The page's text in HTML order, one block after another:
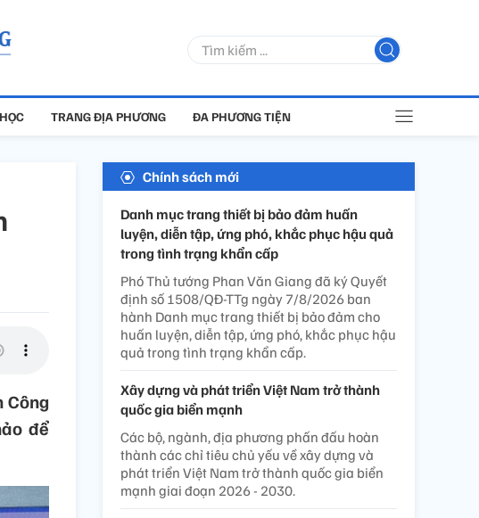
TRANG ĐỊA PHƯƠNG ĐA PHƯƠNG TIỆN
Công
để
Chính sách mới
Danh mục trang thiết bị bảo đảm huấn
luyện, diễn tập, ứng phó, khắc phục hậu quả
trong tình trạng khẩn cấp
Phó Thủ tướng Phan Văn Giang đã ký Quyết
định số 1508/QĐ-TTg ngày 7/8/2026 ban
hành Danh mục trang thiết bị bảo đảm cho
huấn luyện, diễn tập, ứng phó, khắc phục hậu
quả trong tình trạng khẩn cấp.
Xây dựng và phát triển Việt Nam trở thành
quốc gia biển mạnh
Các bộ, ngành, địa phương phấn đấu hoàn
thành các chỉ tiêu chủ yếu về xây dựng và
phát triển Việt Nam trở thành quốc gia biển
mạnh giai đoạn 2026 - 2030.